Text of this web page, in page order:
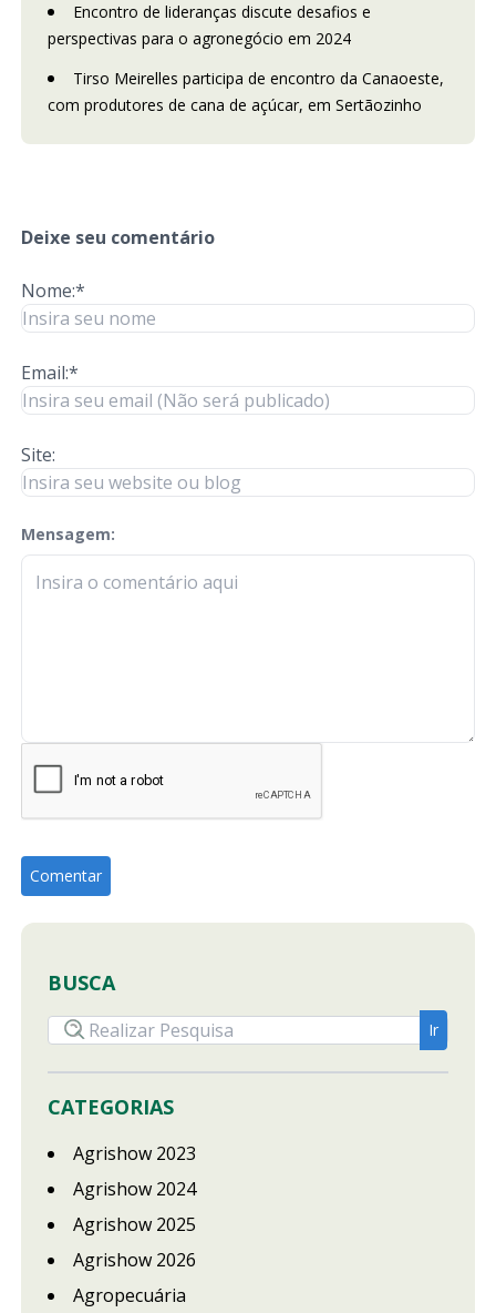
Encontro de lideranças discute desafios e
perspectivas para o agronegócio em 2024
Tirso Meirelles participa de encontro da Canaoeste,
com produtores de cana de açúcar, em Sertãozinho
Deixe seu comentário
Nome:*
Email:*
Site:
Mensagem:
check-terms
BUSCA
CATEGORIAS
Agrishow 2023
Agrishow 2024
Agrishow 2025
Agrishow 2026
Agropecuária